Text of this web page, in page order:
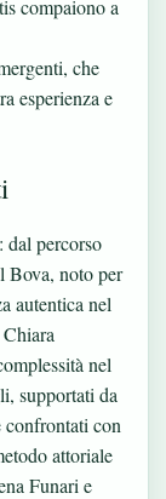
compaiono a
che
esperienza e
dal percorso
Bova, noto per
autentica nel
nel
supportati da
confrontati con
attoriale
Funari e